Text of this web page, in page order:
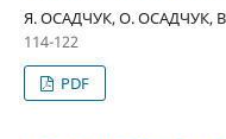
Я. ОСАДЧУК, О. ОСАДЧУК,
114-122
PDF